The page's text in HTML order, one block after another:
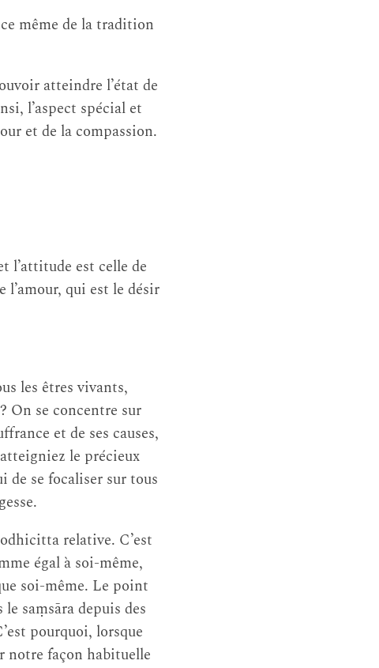
même de la tradition
atteindre l’état de
l’aspect spécial et
et de la compassion.
l’attitude est celle de
l’amour, qui est le désir
les êtres vivants,
On se concentre sur
et de ses causes,
le précieux
de se focaliser sur tous
relative. C’est
égal à soi-même,
soi-même. Le point
saṃsāra depuis des
pourquoi, lorsque
notre façon habituelle